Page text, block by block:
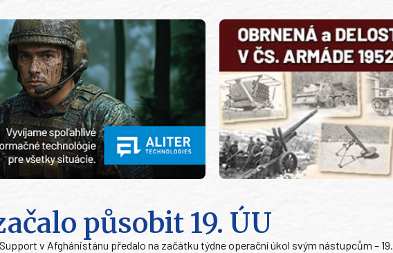
působit 19. ÚU
v Afghánistánu předalo na začátku týdne operační úkol svým nástupcům – 19.